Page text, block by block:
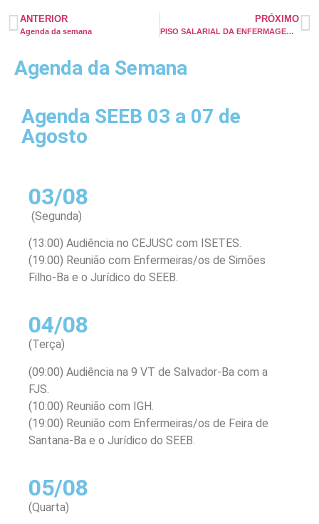
ANTERIOR
Agenda da semana
PRÓXIMO
PISO SALARIAL DA ENFERMAGEM: AGORA OU NUNCA MAIS!
Agenda da Semana
Agenda SEEB 03 a 07 de
Agosto
03/08
(Segunda)
(13:00) Audiência no CEJUSC com ISETES.
(19:00) Reunião com Enfermeiras/os de Simões
Filho-Ba e o Jurídico do SEEB.
04/08
(Terça)
(09:00) Audiência na 9 VT de Salvador-Ba com a
FJS.
(10:00) Reunião com IGH.
(19:00) Reunião com Enfermeiras/os de Feira de
Santana-Ba e o Jurídico do SEEB.
05/08
(Quarta)